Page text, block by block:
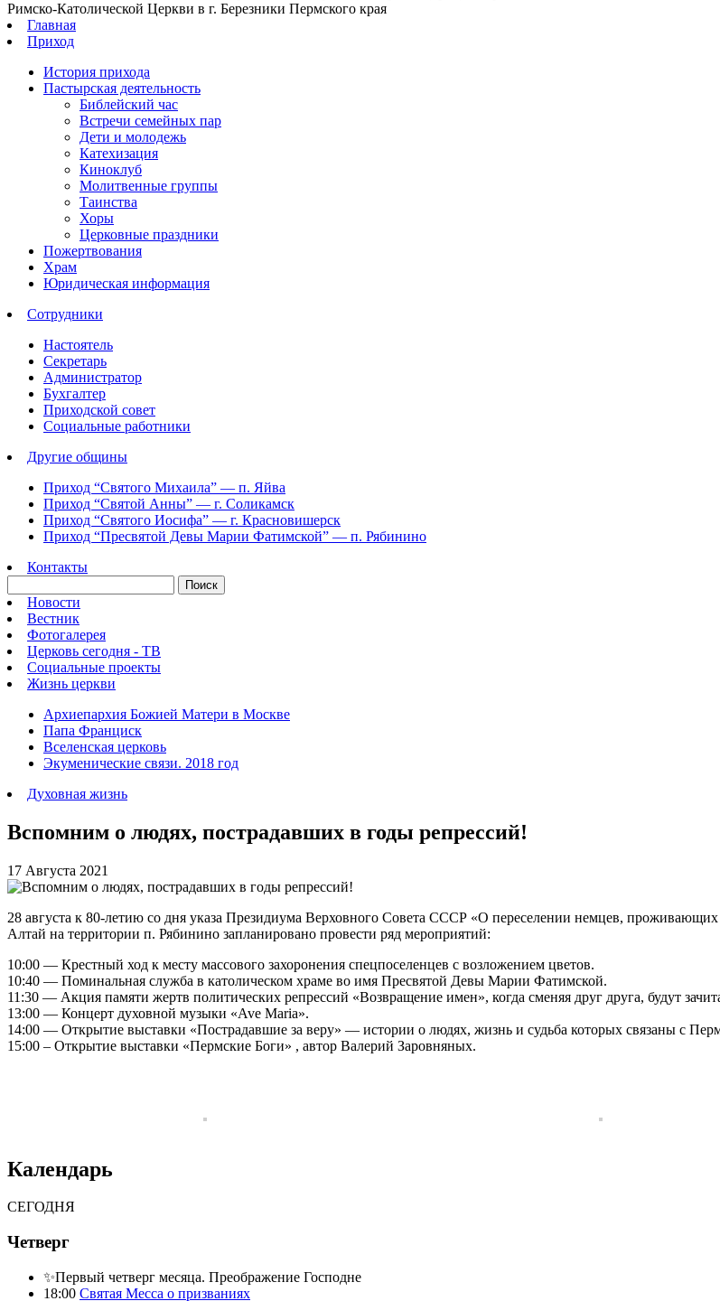
Римско-Католической Церкви в г. Березники Пермского края
Главная
Приход
История прихода
Пастырская деятельность
Библейский час
Встречи семейных пар
Дети и молодежь
Катехизация
Киноклуб
Молитвенные группы
Таинства
Хоры
Церковные праздники
Пожертвования
Храм
Юридическая информация
Сотрудники
Настоятель
Секретарь
Администратор
Бухгалтер
Приходской совет
Социальные работники
Другие общины
Приход “Святого Михаила” — п. Яйва
Приход “Святой Анны” — г. Соликамск
Приход “Святого Иосифа” — г. Красновишерск
Приход “Пресвятой Девы Марии Фатимской” — п. Рябинино
Контакты
Новости
Вестник
Фотогалерея
Церковь сегодня - ТВ
Социальные проекты
Жизнь церкви
Архиепархия Божией Матери в Москве
Папа Франциск
Вселенская церковь
Экуменические связи. 2018 год
Духовная жизнь
Вспомним о людях, пострадавших в годы репрессий!
17 Августа 2021
28 августа к 80-летию со дня указа Президиума Верховного Совета СССР «О переселении немцев,
Алтай на территории п. Рябинино запланировано провести ряд мероприятий:
10:00 — Крестный ход к месту массового захоронения спецпоселенцев с возложением цветов.
10:40 — Поминальная служба в католическом храме во имя Пресвятой Девы Марии Фатимской.
11:30 — Акция памяти жертв политических репрессий «Возвращение имен», когда сменяя друг друга, будут
13:00 — Концерт духовной музыки «Ave Maria».
14:00 — Открытие выставки «Пострадавшие за веру» — истории о людях, жизнь и судьба которых связаны с
15:00 – Открытие выставки «Пермские Боги» , автор Валерий Заровняных.
Календарь
СЕГОДНЯ
Четверг
✨Первый четверг месяца. Преображение Господне
18:00 Святая Месса о призваниях